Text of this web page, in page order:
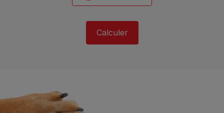
Calculer